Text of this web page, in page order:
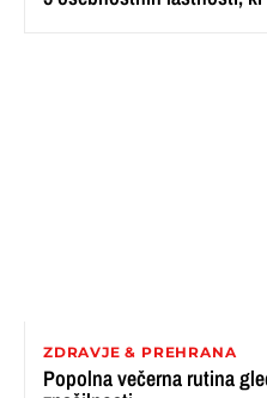
ZDRAVJE & PREHRANA
Popolna večerna rutina